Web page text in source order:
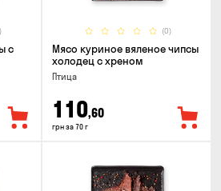
с
(0)
Мясо куриное вяленое чипсы
холодец с хреном
Птица
110,60
грн за 70 г